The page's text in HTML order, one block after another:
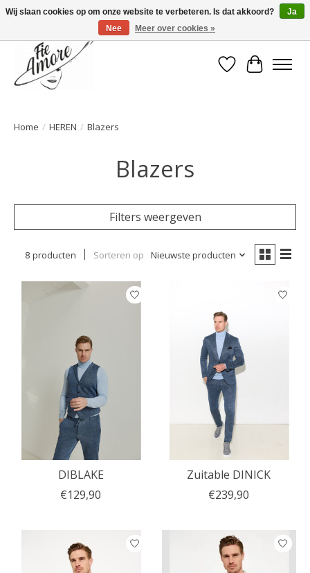
Verlanglijst
Home / HEREN / Blazers
Blazers
Filters weergeven
8 producten Sorteren op Nieuwste producten
DIBLAKE
€129,90
Zuitable DINICK
€239,90
Wij slaan cookies op om onze website te verbeteren. Is dat akkoord?
Ja
Nee
Meer over cookies »